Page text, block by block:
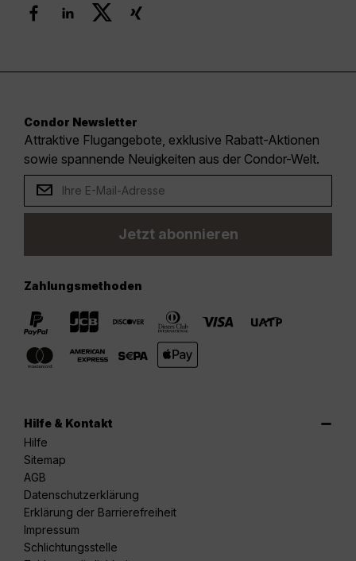
Condor Newsletter
Attraktive Flugangebote, exklusive Rabatt-Aktionen
sowie spannende Neuigkeiten aus der Condor-Welt.
Jetzt abonnieren
Zahlungsmethoden
Hilfe & Kontakt
Hilfe
Sitemap
AGB
Datenschutzerklärung
Erklärung der Barrierefreiheit
Impressum
Schlichtungsstelle